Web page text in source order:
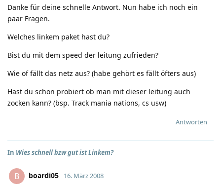
Danke für deine schnelle Antwort. Nun habe ich noch ein
paar Fragen.
Welches linkem paket hast du?
Bist du mit dem speed der leitung zufrieden?
Wie of fällt das netz aus? (habe gehört es fällt öfters aus)
Hast du schon probiert ob man mit dieser leitung auch
zocken kann? (bsp. Track mania nations, cs usw)
Antworten
In Wies schnell bzw gut ist Linkem?
B boardi05 16. März 2008